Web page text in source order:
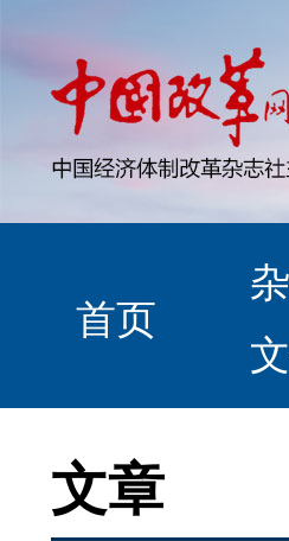
首页
文章